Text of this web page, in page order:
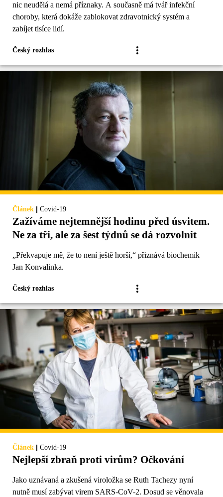
nic neudělá a nemá příznaky. A současně má tvář infekční
choroby, která dokáže zablokovat zdravotnický systém a
zabíjet tisíce lidí.
Český rozhlas
Článek | Covid-19
Zažíváme nejtemnější hodinu před úsvitem.
Ne za tři, ale za šest týdnů se dá rozvolnit
„Překvapuje mě, že to není ještě horší,“ přiznává biochemik
Jan Konvalinka.
Český rozhlas
Článek | Covid-19
Nejlepší zbraň proti virům? Očkování
Jako uznávaná a zkušená viroložka se Ruth Tachezy nyní
nutně musí zabývat virem SARS-CoV-2. Dosud se věnovala